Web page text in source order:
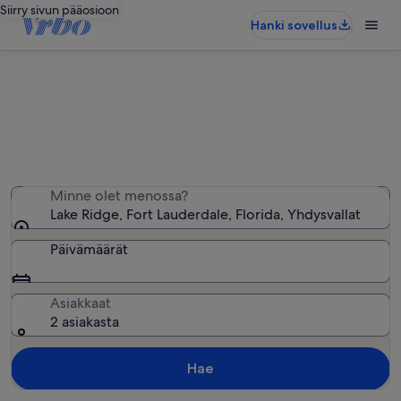
Siirry sivun pääosioon
Hanki sovellus
Minne olet menossa?
Lake Ridge, Fort Lauderdale, Florida, Yhdysvallat
Päivämäärät
Asiakkaat
2 asiakasta
Hae